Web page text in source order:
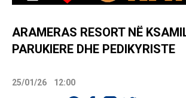
ARAMERAS RESORT NË
PARUKIERE DHE PEDIKYRISTE
25/01/26 12:00